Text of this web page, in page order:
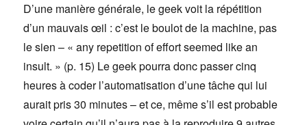
D’une manière générale, le geek voit la répétition
d’un mauvais œil : c’est le boulot de la machine, pas
le sien – « any repetition of effort seemed like an
insult. » (p. 15) Le geek pourra donc passer cinq
heures à coder l’automatisation d’une tâche qui lui
aurait pris 30 minutes – et ce, même s’il est probable